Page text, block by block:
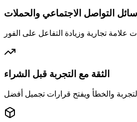
التواصل الاجتماعي والحملات
الثقة مع التجربة قبل الشراء